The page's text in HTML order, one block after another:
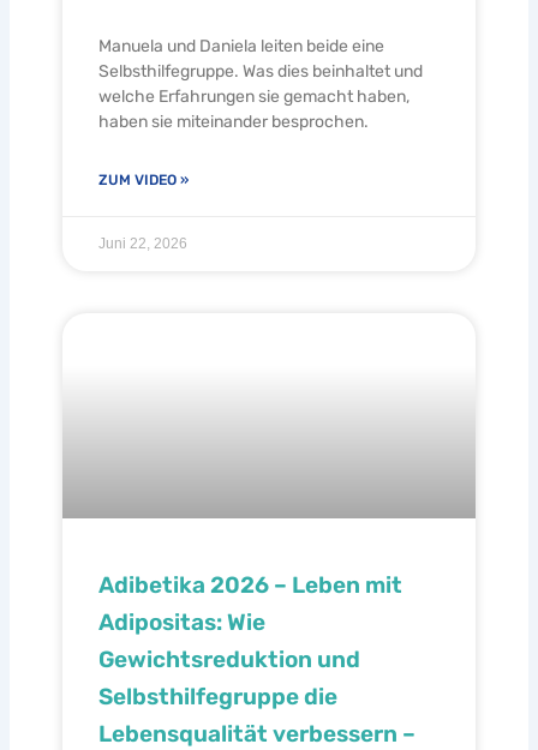
Manuela und Daniela leiten beide eine
Selbsthilfegruppe. Was dies beinhaltet und
welche Erfahrungen sie gemacht haben,
haben sie miteinander besprochen.
ZUM VIDEO »
Juni 22, 2026
Adibetika 2026 – Leben mit
Adipositas: Wie
Gewichtsreduktion und
Selbsthilfegruppe die
Lebensqualität verbessern –